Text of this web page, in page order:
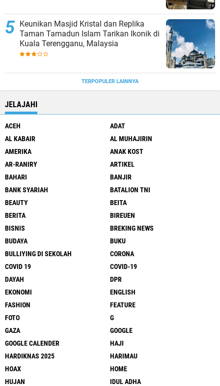
Keunikan Masjid Kristal dan Replika
Taman Tamadun Islam Tarikan Ikonik di
Kuala Terengganu, Malaysia
TERPOPULER LAINNYA
JELAJAHI
ACEH
ADAT
AL KABAIR
AL MUHAJIRIN
AMERIKA
ANAK KOST
AR-RANIRY
ARTIKEL
BAHARI
BANJIR
BANK SYARIAH
BATALION TNI
BEAUTY
BEITA
BERITA
BIREUEN
BISNIS
BREKING NEWS
BUDAYA
BUKU
BULLIYING DI SEKOLAH
CORONA
COVID 19
COVID-19
DAYAH
DPR
EKONOMI
ENGLISH
FASHION
FEATURE
FOTO
G
GAZA
GOOGLE
GOOGLE CALENDER
HAJI
HARDIKNAS 2025
HARIMAU
HOAX
HOME
HUJAN
IDUL ADHA